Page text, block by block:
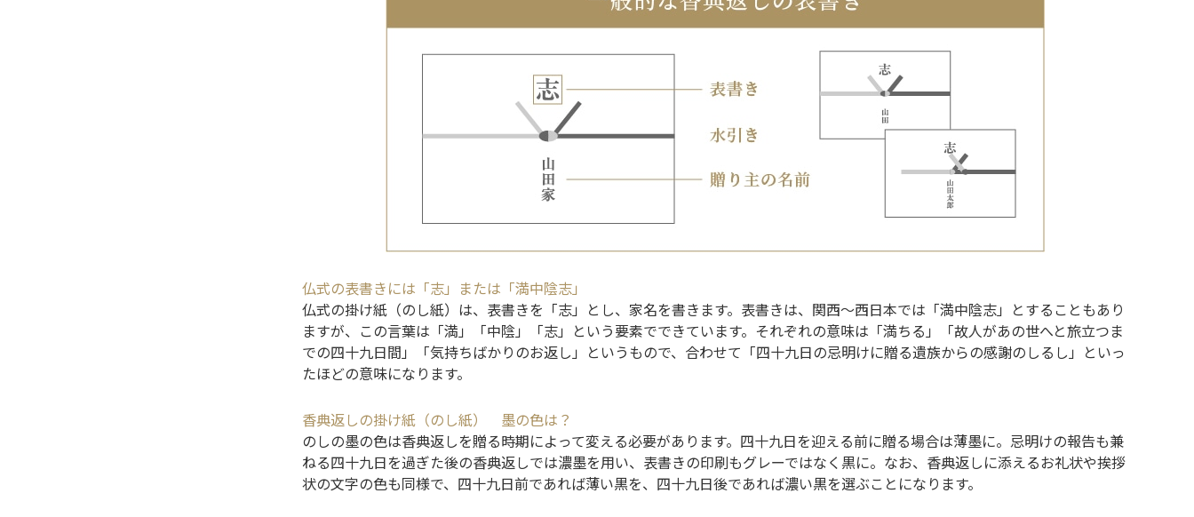
仏式の表書きには「志」または「満中陰志」
仏式の掛け紙（のし紙）は、表書きを「志」とし、家名を書きます。表書きは、関西～西日本では「満中陰志」とすることもあり
ますが、この言葉は「満」「中陰」「志」という要素でできています。それぞれの意味は「満ちる」「故人があの世へと旅立つま
での四十九日間」「気持ちばかりのお返し」というもので、合わせて「四十九日の忌明けに贈る遺族からの感謝のしるし」といっ
たほどの意味になります。
香典返しの掛け紙（のし紙） 墨の色は？
のしの墨の色は香典返しを贈る時期によって変える必要があります。四十九日を迎える前に贈る場合は薄墨に。忌明けの報告も兼
ねる四十九日を過ぎた後の香典返しでは濃墨を用い、表書きの印刷もグレーではなく黒に。なお、香典返しに添えるお礼状や挨拶
状の文字の色も同様で、四十九日前であれば薄い黒を、四十九日後であれば濃い黒を選ぶことになります。